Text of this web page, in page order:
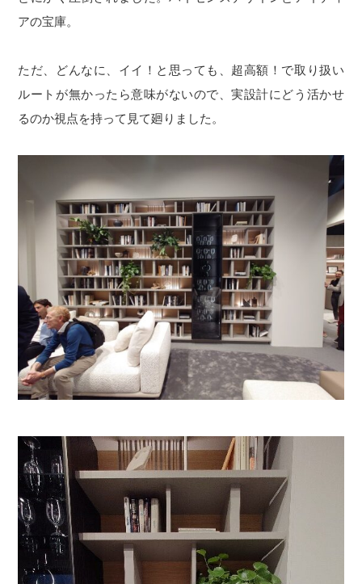
アの宝庫。
ただ、どんなに、イイ！と思っても、超高額！で取り扱い
ルートが無かったら意味がないので、実設計にどう活かせ
るのか視点を持って見て廻りました。